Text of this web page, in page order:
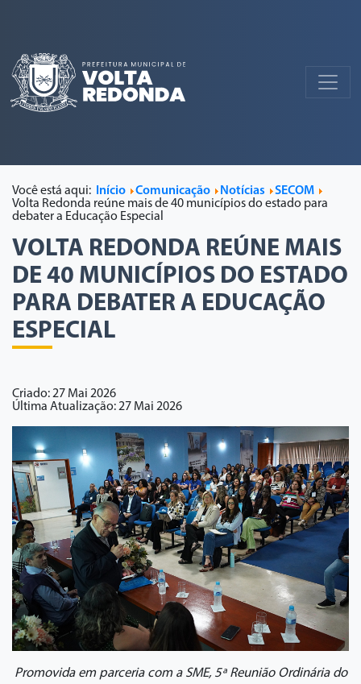
Você está aqui: Início Comunicação Notícias
SECOM
Volta Redonda reúne mais de 40 municípios do estado para
debater a Educação Especial
VOLTA REDONDA REÚNE MAIS
DE 40 MUNICÍPIOS DO ESTADO
PARA DEBATER A EDUCAÇÃO
ESPECIAL
Criado: 27 Mai 2026
Última Atualização: 27 Mai 2026
Promovida em parceria com a SME, 5ª Reunião Ordinária do